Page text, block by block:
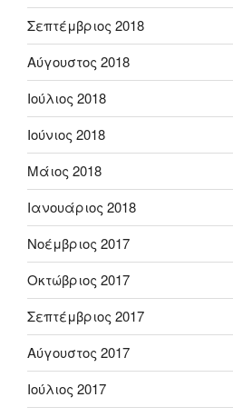
Σεπτέμβριος 2018
Αύγουστος 2018
Ιούλιος 2018
Ιούνιος 2018
Μάιος 2018
Ιανουάριος 2018
Νοέμβριος 2017
Οκτώβριος 2017
Σεπτέμβριος 2017
Αύγουστος 2017
Ιούλιος 2017